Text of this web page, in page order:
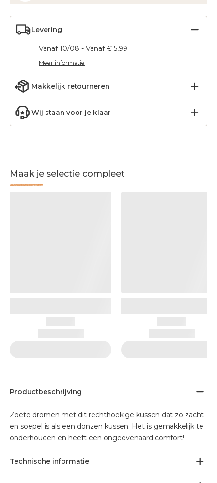
Levering
Vanaf 10/08 - Vanaf € 5,99
Meer informatie
Makkelijk retourneren
Wij staan voor je klaar
Maak je selectie compleet
Productbeschrijving
Zoete dromen met dit rechthoekige kussen dat zo zacht
en soepel is als een donzen kussen. Het is gemakkelijk te
onderhouden en heeft een ongeëvenaard comfort!
Technische informatie